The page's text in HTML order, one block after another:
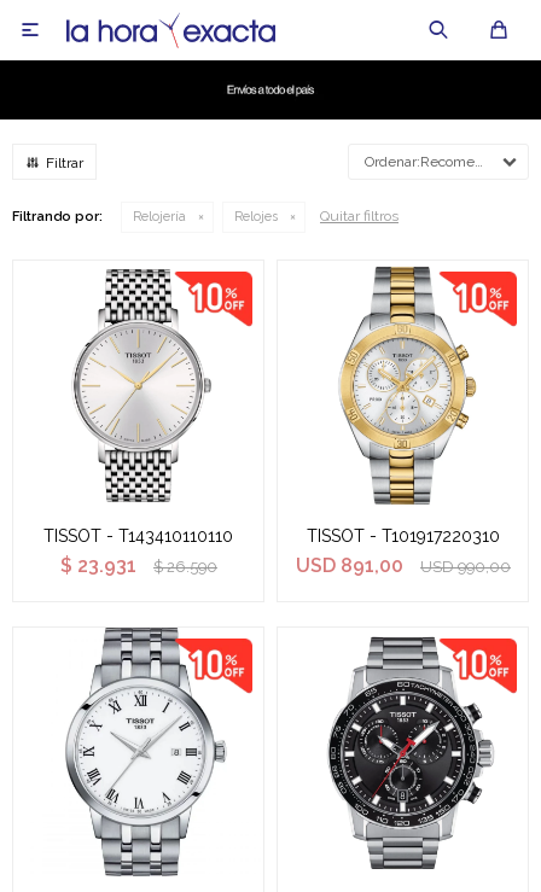

Recomendados
Filtrando por: Relojería Relojes Quitar filtros
TISSOT - T143410110110
$ 23.931 $ 26.590
TISSOT - T101917220310
USD 891,00 USD 990,00